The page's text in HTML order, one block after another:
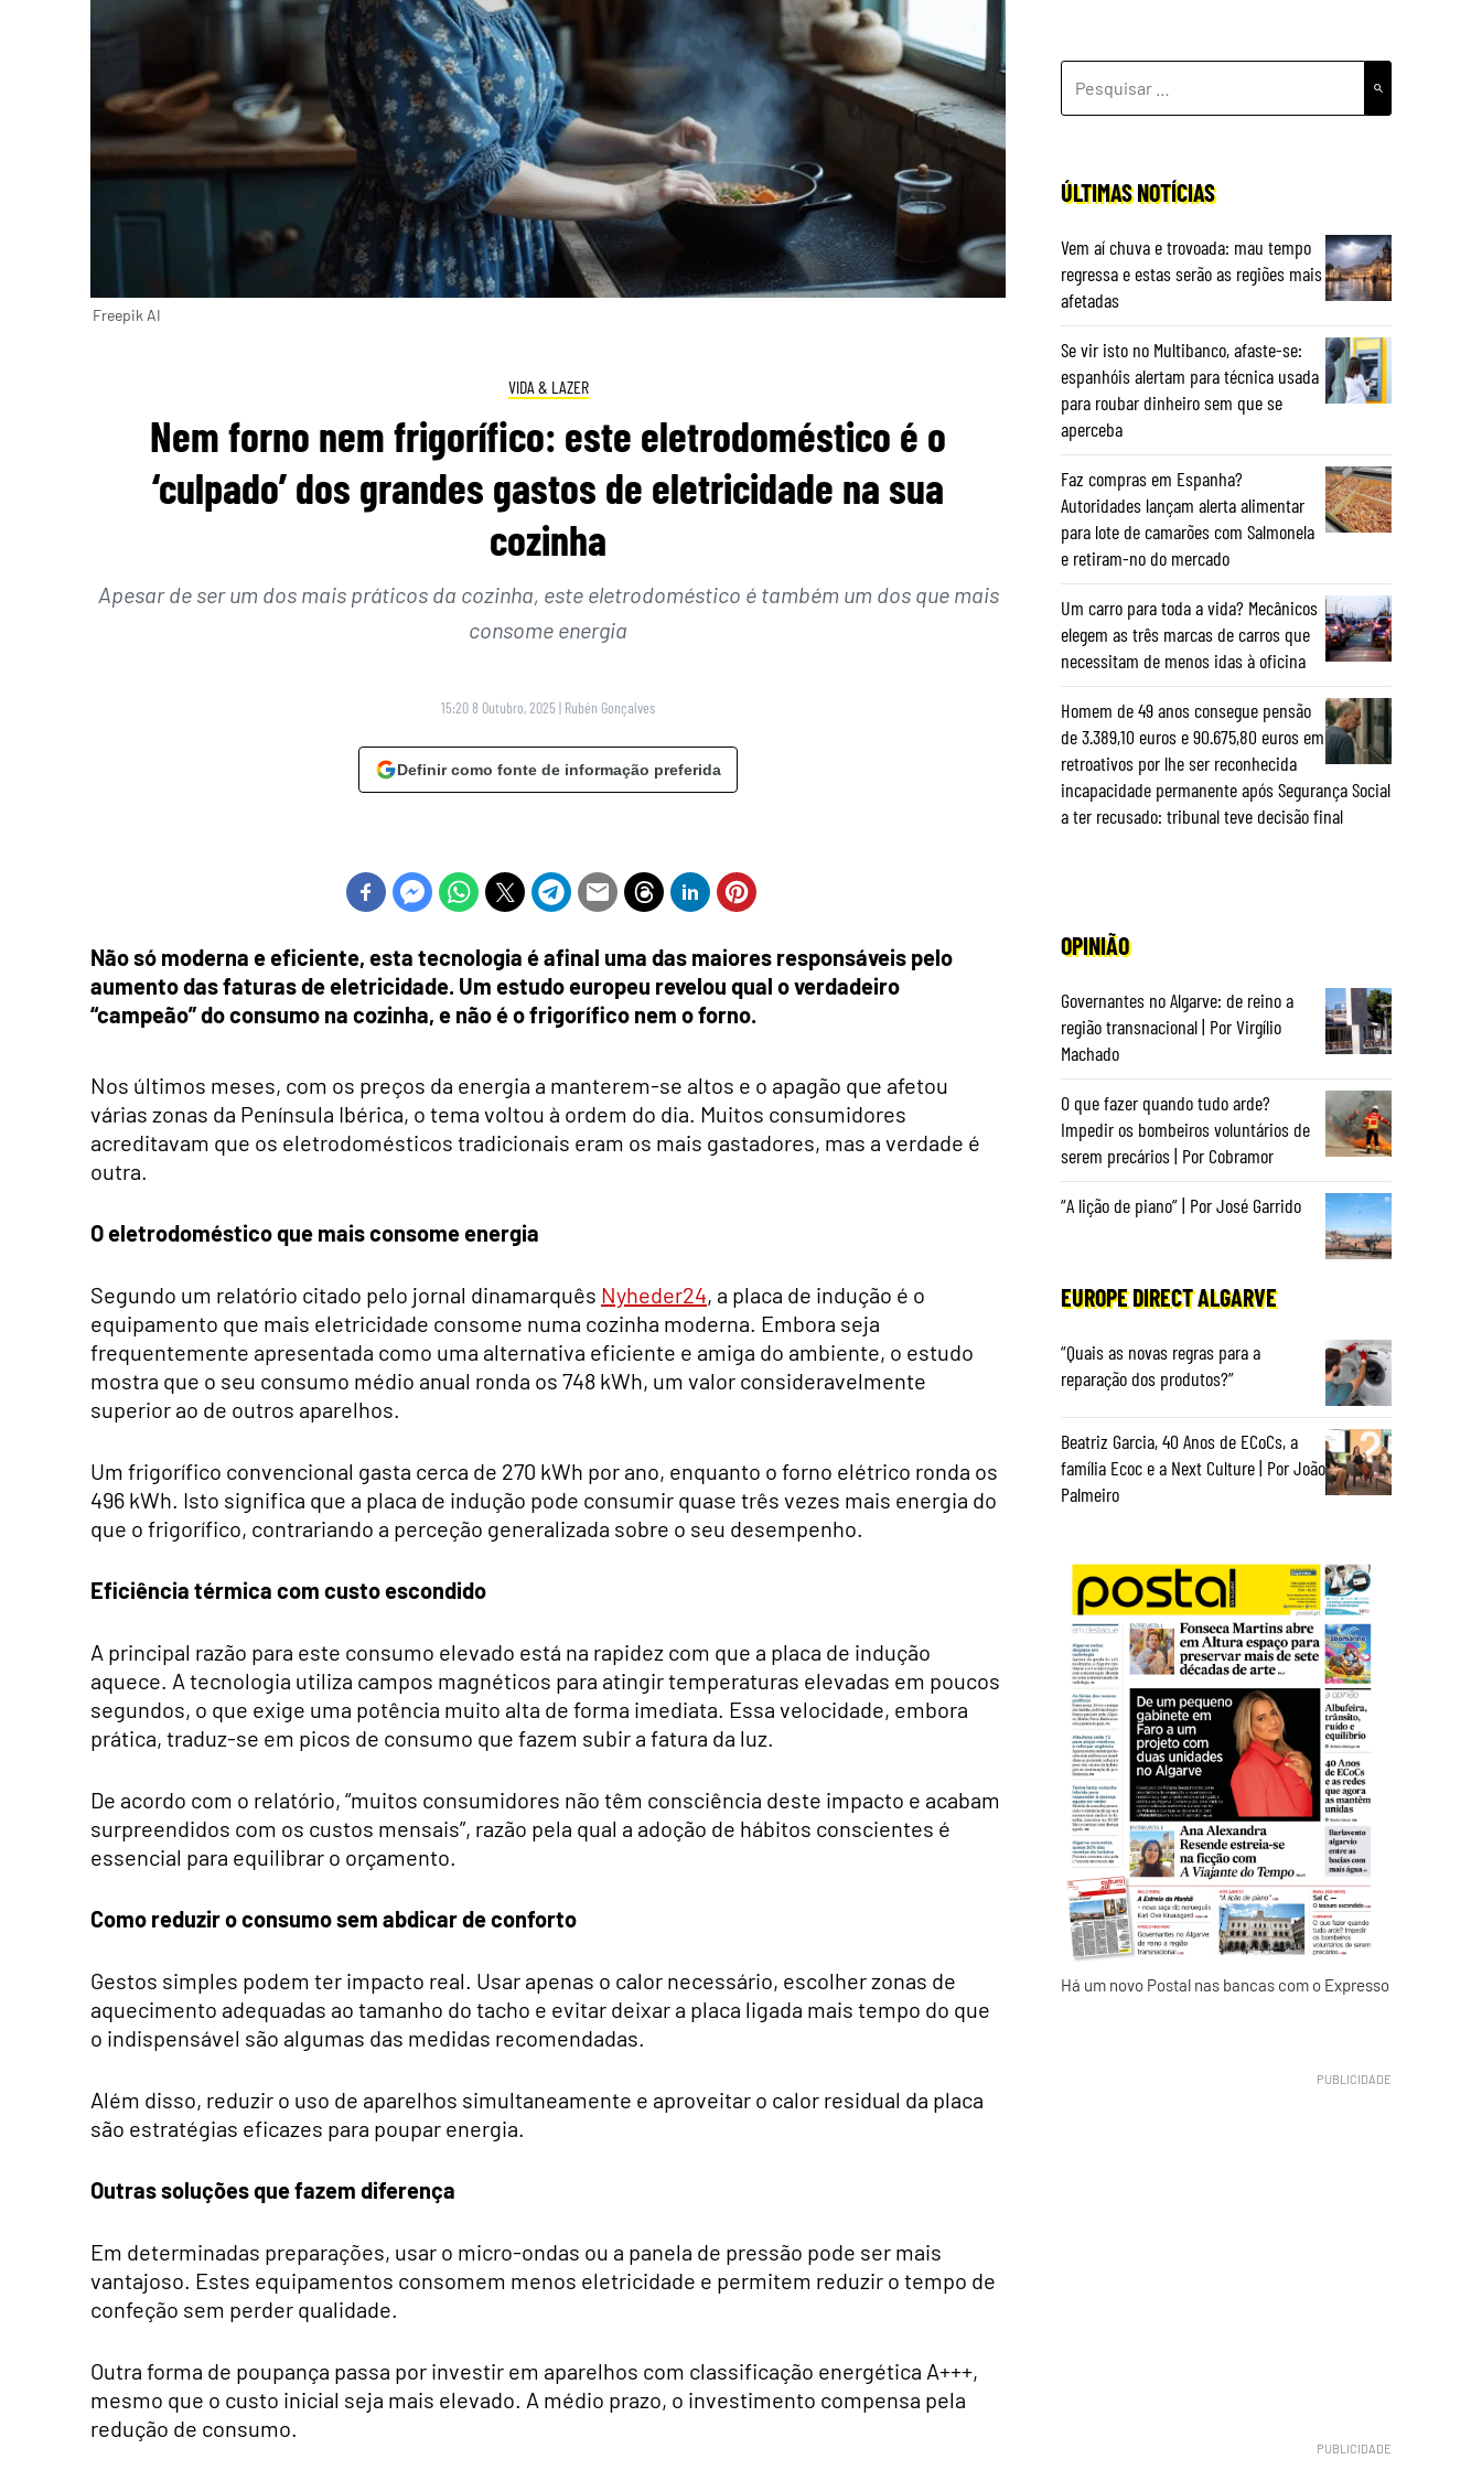
Freepik AI
VIDA & LAZER
Nem forno nem frigorífico: este eletrodoméstico é o
‘culpado’ dos grandes gastos de eletricidade na sua
cozinha
Apesar de ser um dos mais práticos da cozinha, este eletrodoméstico é também um dos que mais
consome energia
15:20 8 Outubro, 2025 | Rubén Gonçalves
Definir como fonte de informação preferida
Não só moderna e eficiente, esta tecnologia é afinal uma das maiores responsáveis pelo
aumento das faturas de eletricidade. Um estudo europeu revelou qual o verdadeiro
“campeão” do consumo na cozinha, e não é o frigorífico nem o forno.
Nos últimos meses, com os preços da energia a manterem-se altos e o apagão que afetou
várias zonas da Península Ibérica, o tema voltou à ordem do dia. Muitos consumidores
acreditavam que os eletrodomésticos tradicionais eram os mais gastadores, mas a verdade é
outra.
O eletrodoméstico que mais consome energia
Segundo um relatório citado pelo jornal dinamarquês Nyheder24, a placa de indução é o
equipamento que mais eletricidade consome numa cozinha moderna. Embora seja
frequentemente apresentada como uma alternativa eficiente e amiga do ambiente, o estudo
mostra que o seu consumo médio anual ronda os 748 kWh, um valor consideravelmente
superior ao de outros aparelhos.
Um frigorífico convencional gasta cerca de 270 kWh por ano, enquanto o forno elétrico ronda os
496 kWh. Isto significa que a placa de indução pode consumir quase três vezes mais energia do
que o frigorífico, contrariando a perceção generalizada sobre o seu desempenho.
Eficiência térmica com custo escondido
A principal razão para este consumo elevado está na rapidez com que a placa de indução
aquece. A tecnologia utiliza campos magnéticos para atingir temperaturas elevadas em poucos
segundos, o que exige uma potência muito alta de forma imediata. Essa velocidade, embora
prática, traduz-se em picos de consumo que fazem subir a fatura da luz.
De acordo com o relatório, “muitos consumidores não têm consciência deste impacto e acabam
surpreendidos com os custos mensais”, razão pela qual a adoção de hábitos conscientes é
essencial para equilibrar o orçamento.
Como reduzir o consumo sem abdicar de conforto
Gestos simples podem ter impacto real. Usar apenas o calor necessário, escolher zonas de
aquecimento adequadas ao tamanho do tacho e evitar deixar a placa ligada mais tempo do que
o indispensável são algumas das medidas recomendadas.
Além disso, reduzir o uso de aparelhos simultaneamente e aproveitar o calor residual da placa
são estratégias eficazes para poupar energia.
Outras soluções que fazem diferença
Em determinadas preparações, usar o micro-ondas ou a panela de pressão pode ser mais
vantajoso. Estes equipamentos consomem menos eletricidade e permitem reduzir o tempo de
confeção sem perder qualidade.
Outra forma de poupança passa por investir em aparelhos com classificação energética A+++,
mesmo que o custo inicial seja mais elevado. A médio prazo, o investimento compensa pela
redução de consumo.
POR:
ÚLTIMAS NOTÍCIAS
Vem aí chuva e trovoada: mau tempo
regressa e estas serão as regiões mais
afetadas
Se vir isto no Multibanco, afaste-se:
espanhóis alertam para técnica usada
para roubar dinheiro sem que se
aperceba
Faz compras em Espanha?
Autoridades lançam alerta alimentar
para lote de camarões com Salmonela
e retiram-no do mercado
Um carro para toda a vida? Mecânicos
elegem as três marcas de carros que
necessitam de menos idas à oficina
Homem de 49 anos consegue pensão
de 3.389,10 euros e 90.675,80 euros em
retroativos por lhe ser reconhecida
incapacidade permanente após Segurança Social
a ter recusado: tribunal teve decisão final
OPINIÃO
Governantes no Algarve: de reino a
região transnacional | Por Virgílio
Machado
O que fazer quando tudo arde?
Impedir os bombeiros voluntários de
serem precários | Por Cobramor
“A lição de piano” | Por José Garrido
EUROPE DIRECT ALGARVE
“Quais as novas regras para a
reparação dos produtos?”
Beatriz Garcia, 40 Anos de ECoCs, a
família Ecoc e a Next Culture | Por João
Palmeiro
Há um novo Postal nas bancas com o Expresso
Subscreva anewsletter
doPOSTAL